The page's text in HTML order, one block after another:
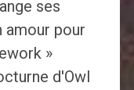
ses
amour pour
»
d'Owl